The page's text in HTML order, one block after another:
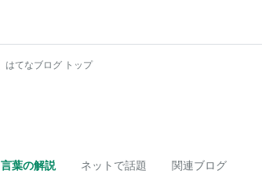
はてなブログ トップ
言葉の解説 ネットで話題 関連ブログ